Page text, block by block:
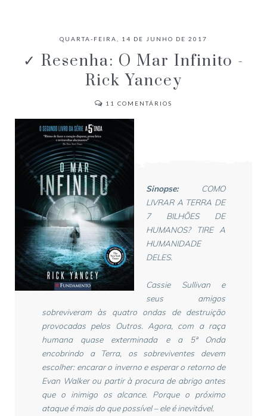
QUARTA-FEIRA, 14 DE JUNHO DE 2017
✓ Resenha: O Mar Infinito -
Rick Yancey
11 COMENTÁRIOS
Sinopse:
COMO
LIVRAR A TERRA DE
7 BILHÕES DE
HUMANOS? TIRE A
HUMANIDADE
DELES.
Cassie Sullivan e
seus amigos
sobreviveram às quatro ondas de destruição
provocadas pelos Outros. Agora, com a raça
humana quase exterminada e a 5ª Onda
encobrindo a Terra, os sobreviventes devem
escolher: encarar o inverno e esperar o retorno de
Evan Walker ou partir à procura de abrigo antes
que o inimigo os alcance. Porque o próximo
ataque é mais do que possível – ele é inevitável.